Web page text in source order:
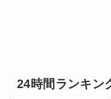
24時間ランキン